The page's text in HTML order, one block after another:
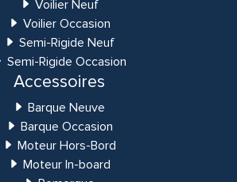
Voilier Neuf
Voilier Occasion
Semi-Rigide Neuf
Semi-Rigide Occasion
Accessoires
Barque Neuve
Barque Occasion
Moteur Hors-Bord
Moteur In-board